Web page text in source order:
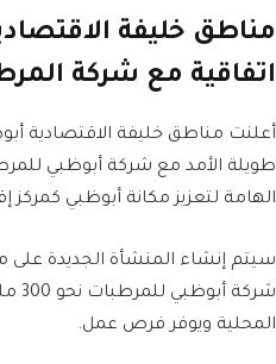
مناطق خليفة
اتفاقية مع شركة
أعلنت مناطق خليفة الاقتصادية
طويلة الأمد مع شركة أبوظبي
الهامة لتعزيز مكانة أبوظبي كمركز
المحلية ويوفر فرص عمل.